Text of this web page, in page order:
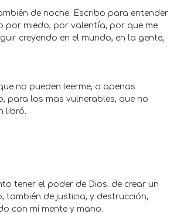
de noche. Escribo para entender
por miedo, por valentía, por que me
creyendo en el mundo, en la gente,
no pueden leerme, o apenas
para los mas vulnerables, que no
libró.
tener el poder de Dios. de crear un
también de justicia, y destrucción,
con mi mente y mano.